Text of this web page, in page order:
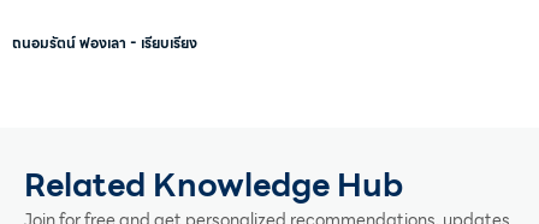
ถนอมรัตน์ ฟองเลา - เรียบเรียง
Related Knowledge Hub